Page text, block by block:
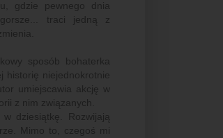
gdzie pewnego dnia
traci jedną z
sposób bohaterka
historię niejednokrotnie
umiejscawia akcję w
z nim związanych.
dziesiątkę. Rozwijają
Mimo to, czegoś mi